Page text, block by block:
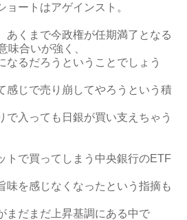
ートはアゲインスト。
あくまで今政権が任期満了となる
味合いが強く、
なるだろうということでしょう
感じで売り崩してやろうという積
で入っても日銀が買い支えちゃう
トで買ってしまう中央銀行のETF
味を感じなくなったという指摘も
まだまだ上昇基調にある中で